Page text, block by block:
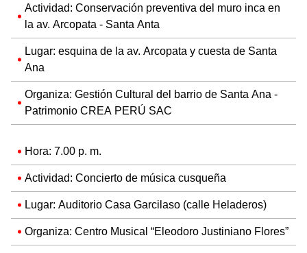
Actividad: Conservación preventiva del muro inca en
la av. Arcopata - Santa Anta
Lugar: esquina de la av. Arcopata y cuesta de Santa
Ana
Organiza: Gestión Cultural del barrio de Santa Ana -
Patrimonio CREA PERÚ SAC
Hora: 7.00 p. m.
Actividad: Concierto de música cusqueña
Lugar: Auditorio Casa Garcilaso (calle Heladeros)
Organiza: Centro Musical “Eleodoro Justiniano Flores”